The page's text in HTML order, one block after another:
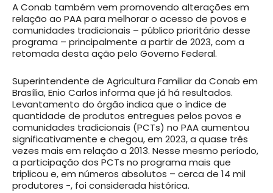
A Conab também vem promovendo alterações em
relação ao PAA para melhorar o acesso de povos e
comunidades tradicionais – público prioritário desse
programa – principalmente a partir de 2023, com a
retomada desta ação pelo Governo Federal.
Superintendente de Agricultura Familiar da Conab em
Brasília, Enio Carlos informa que já há resultados.
Levantamento do órgão indica que o índice de
quantidade de produtos entregues pelos povos e
comunidades tradicionais (PCTs) no PAA aumentou
significativamente e chegou, em 2023, a quase três
vezes mais em relação a 2013. Nesse mesmo período,
a participação dos PCTs no programa mais que
triplicou e, em números absolutos – cerca de 14 mil
produtores -, foi considerada histórica.